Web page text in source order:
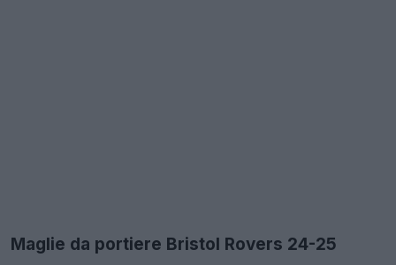
Maglie da portiere Bristol Rovers 24-25